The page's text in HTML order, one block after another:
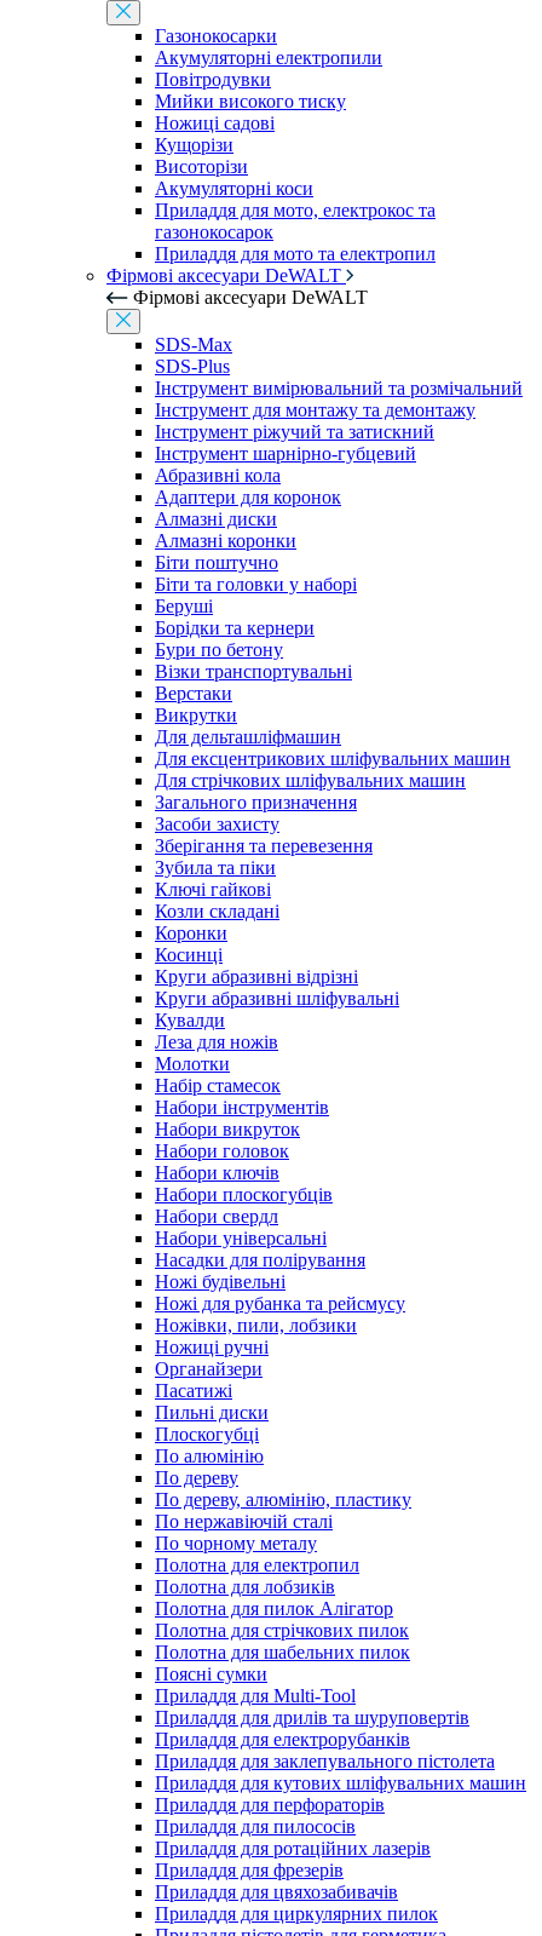
Газонокосарки
Акумуляторні електропили
Повітродувки
Мийки високого тиску
Ножиці садові
Кущорізи
Висоторізи
Акумуляторні коси
Приладдя для мото, електрокос та
газонокосарок
Приладдя для мото та електропил
Фірмові аксесуари DeWALT
Фірмові аксесуари DeWALT
SDS-Max
SDS-Plus
Інструмент вимірювальний та розмічальний
Інструмент для монтажу та демонтажу
Інструмент ріжучий та затискний
Інструмент шарнірно-губцевий
Абразивні кола
Адаптери для коронок
Алмазні диски
Алмазні коронки
Біти поштучно
Біти та головки у наборі
Беруші
Борідки та кернери
Бури по бетону
Візки транспортувальні
Верстаки
Викрутки
Для дельташліфмашин
Для ексцентрикових шліфувальних машин
Для стрічкових шліфувальних машин
Загального призначення
Засоби захисту
Зберігання та перевезення
Зубила та піки
Ключі гайкові
Козли складані
Коронки
Косинці
Круги абразивні відрізні
Круги абразивні шліфувальні
Кувалди
Леза для ножів
Молотки
Набір стамесок
Набори інструментів
Набори викруток
Набори головок
Набори ключів
Набори плоскогубців
Набори свердл
Набори універсальні
Насадки для полірування
Ножі будівельні
Ножі для рубанка та рейсмусу
Ножівки, пили, лобзики
Ножиці ручні
Органайзери
Пасатижі
Пильні диски
Плоскогубці
По алюмінію
По дереву
По дереву, алюмінію, пластику
По нержавіючій сталі
По чорному металу
Полотна для електропил
Полотна для лобзиків
Полотна для пилок Алігатор
Полотна для стрічкових пилок
Полотна для шабельних пилок
Поясні сумки
Приладдя для Multi-Tool
Приладдя для дрилів та шуруповертів
Приладдя для електрорубанків
Приладдя для заклепувального пістолета
Приладдя для кутових шліфувальних машин
Приладдя для перфораторів
Приладдя для пилососів
Приладдя для ротаційних лазерів
Приладдя для фрезерів
Приладдя для цвяхозабивачів
Приладдя для циркулярних пилок